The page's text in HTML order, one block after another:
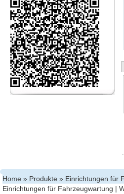
Home » Produkte » Einrichtungen für
Einrichtungen für Fahrzeugwartung |